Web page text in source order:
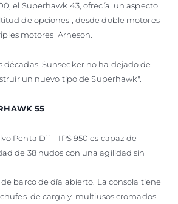
el Superhawk 43, ofrecía un aspecto
de opciones , desde doble motores
motores Arneson.
décadas, Sunseeker no ha dejado de
un nuevo tipo de Superhawk".
55
Penta D11 - IPS 950 es capaz de
de 38 nudos con una agilidad sin
barco de día abierto. La consola tiene
de carga y multiusos cromados.